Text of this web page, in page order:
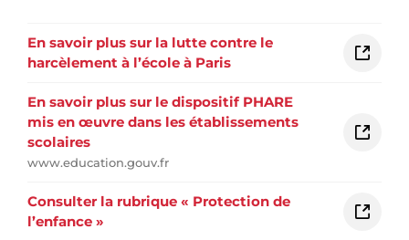
En savoir plus sur la lutte contre le
harcèlement à l’école à Paris
En savoir plus sur le dispositif PHARE
mis en œuvre dans les établissements
scolaires
www.education.gouv.fr
Consulter la rubrique « Protection de
l’enfance »